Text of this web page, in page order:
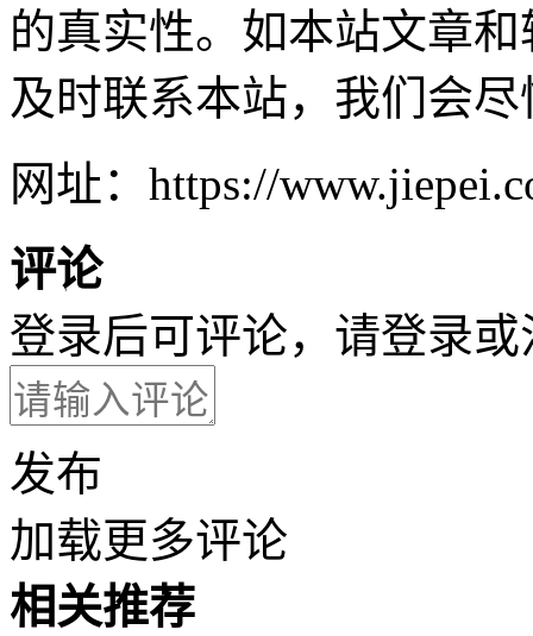
的真实性。如本站文章
及时联系本站，我们会
网址：https://
评论
登录后可评论，请登录或
发布
加载更多评论
相关推荐